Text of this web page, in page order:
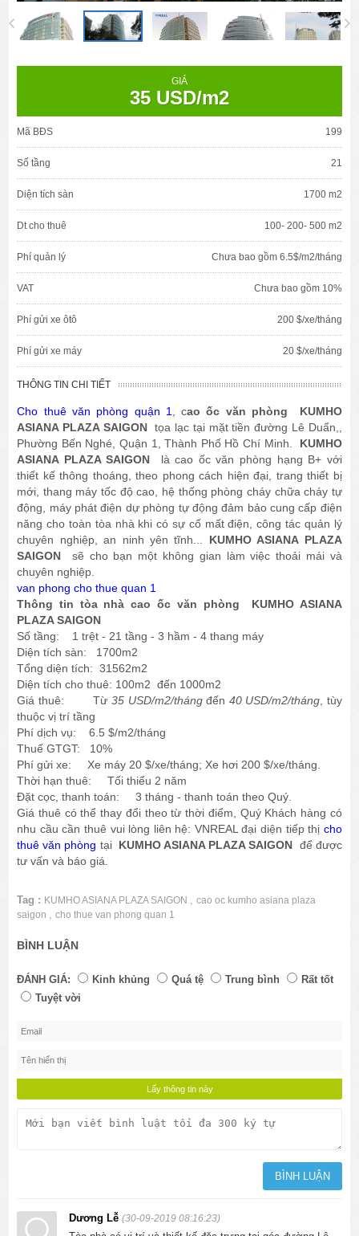
GIÁ
35 USD/m2
Số tầng
Diện tích sàn
Phí quản lý Chưa bao gồm 6.5$/m2/tháng
Chưa bao gồm 10%
Phí gửi xe ôtô 200 $/xe/tháng
Phí gửi xe máy 20 $/xe/tháng
Cho thuê văn phòng quận 1 , c
ao ốc văn phòng KUMHO
ASIANA PLAZA SAIGON
tọa lạc tại mặt tiền đường Lê Duẩn,,
Phường Bến Nghé, Quận 1, Thành Phố Hồ Chí Minh.
ASIANA PLAZA SAIGON
là cao ốc văn phòng hạng B+ với
thiết kế thông thoáng, theo phong cách hiện đại, trang thiết bị
mới, thang máy tốc độ cao, hệ thống phòng cháy chữa cháy tự
động, máy phát điện dự phòng tự động đảm bảo cung cấp điện
năng cho toàn tòa nhà khi có sự cố mất điện, công tác quản lý
chuyên nghiệp, an ninh yên tĩnh...
sẽ cho bạn một không gian làm việc thoải mái và
chuyên nghiệp.
van phong cho thue quan 1
Thông tin tòa nhà cao ốc văn phòng KUMHO ASIANA
PLAZA SAIGON
Số tầng: 1 trệt - 21 tầng - 3 hầm - 4 thang máy
Diện tích sàn: 1700m2
Tổng diện tích: 31562m2
Diện tích cho thuê: 100m2 đến 1000m2
Giá thuê: Từ
35 USD/m2/tháng 40 USD/m2/tháng, tùy
thuộc vị trí tầng
Phí dịch vụ: 6.5 $/m2/tháng
Phí gửi xe: Xe máy 20 $/xe/tháng; Xe hơi 200 $/xe/tháng.
Thời hạn thuê: Tối thiểu 2 năm
Đặt cọc, thanh toán: 3 tháng - thanh toán theo Quý.
Giá thuê có thể thay đổi theo từ thời điểm, Quý Khách hàng có
nhu cầu cần thuê vui lòng liên hệ: VNREAL đại diện tiếp thị
thuê văn phòng tại
để được
tư vấn và báo giá.
Tag : KUMHO ASIANA PLAZA SAIGON ,
cao oc kumho asiana plaza
saigon , cho thue van phong quan 1
BÌNH LUẬN
Kinh khủng Quá tệ Trung bình
Tuyệt vời
Dương Lễ (30-09-2019 08:16:23)